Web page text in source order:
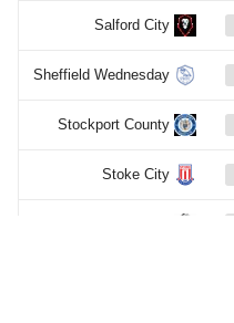
Salford City
Sheffield Wednesday
Stockport County
Stoke City